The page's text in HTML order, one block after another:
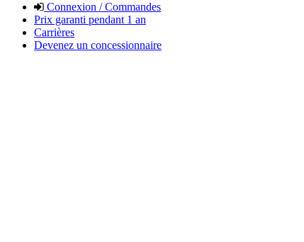
Connexion / Commandes
Prix garanti pendant 1 an
Carrières
Devenez un concessionnaire